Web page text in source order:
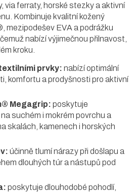
via ferraty, horské stezky a aktivní
Kombinuje kvalitní kožený
mezipodešev EVA a podrážku
nabízí výjimečnou přilnavost,
kroku.
prvky: nabízí optimální
komfortu a prodyšnosti pro aktivní
Megagrip: poskytuje
suchém i mokrém povrchu a
skalách, kamenech i horských
účinně tlumí nárazy při došlapu a
dlouhých túr a nástupů pod
poskytuje dlouhodobé pohodlí,